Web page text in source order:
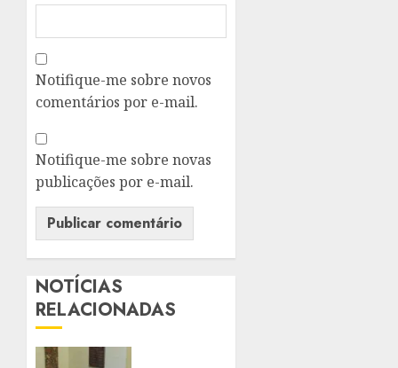
Notifique-me sobre novos
comentários por e-mail.
Notifique-me sobre novas
publicações por e-mail.
NOTÍCIAS
RELACIONADAS